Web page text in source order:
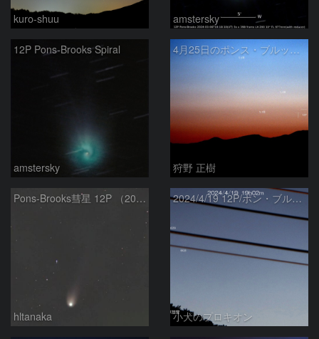
kuro-shuu amstersky
12P Pons-Brooks Spiral
amstersky
4月25日のポンス・ブルックス彗星(12P)
狩野 正樹
Pons-Brooks彗星 12P （2024/04/08） 米国テキサス州
hltanaka
2024/4/19 12P/ポン・ブルックス彗星・木星・天王星
小犬のプロキオン